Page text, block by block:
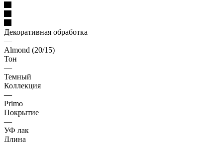
Декоративная обработка
—
Almond (20/15)
Тон
—
Темный
Коллекция
—
Primo
Покрытие
—
УФ лак
Длина